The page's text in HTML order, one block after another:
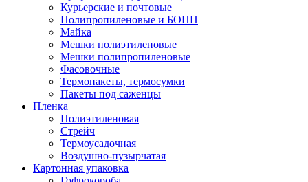
Курьерские и почтовые
Полипропиленовые и БОПП
Майка
Мешки полиэтиленовые
Мешки полипропиленовые
Фасовочные
Термопакеты, термосумки
Пакеты под саженцы
Пленка
Полиэтиленовая
Стрейч
Термоусадочная
Воздушно-пузырчатая
Картонная упаковка